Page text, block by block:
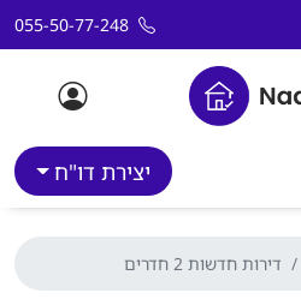
055-50-77-248
יצירת דו"ח
דירות חדשות 2 חדרים